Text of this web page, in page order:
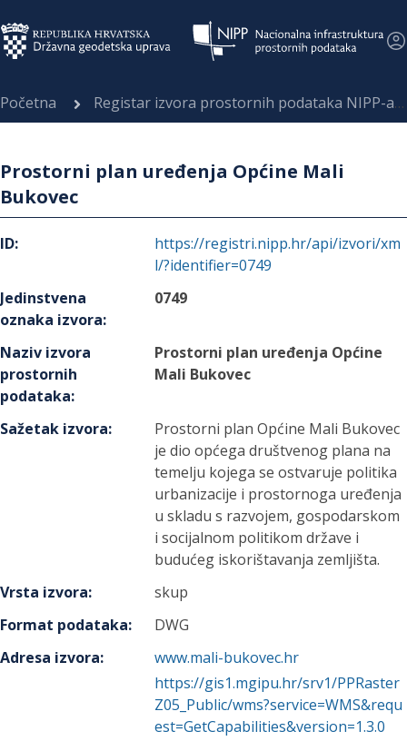
Početna Registar izvora prostornih podataka NIPP-a
Prostorni plan uređenja Općine Mali
Bukovec
ID:
https://registri.nipp.hr/api/izvori/xm
l/?identifier=0749
Jedinstvena
oznaka izvora:
0749
Naziv izvora
prostornih
podataka:
Prostorni plan uređenja Općine
Mali Bukovec
Sažetak izvora:
Prostorni plan Općine Mali Bukovec
je dio općega društvenog plana na
temelju kojega se ostvaruje politika
urbanizacije i prostornoga uređenja
u skladu s razvojem, gospodarskom
i socijalnom politikom države i
budućeg iskorištavanja zemljišta.
Vrsta izvora:
skup
Format podataka:
DWG
Adresa izvora:
www.mali-bukovec.hr
https://gis1.mgipu.hr/srv1/PPRaster
Z05_Public/wms?service=WMS&requ
est=GetCapabilities&version=1.3.0